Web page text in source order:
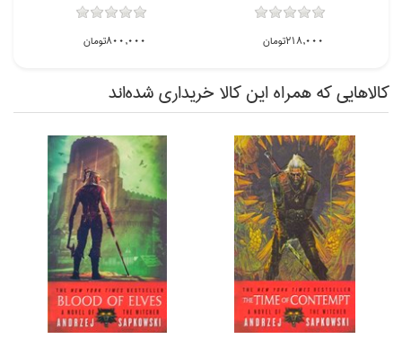
800,000تومان 218,000تومان
كالاهايي كه همراه اين كالا خريداري شده‌اند
ناموجود